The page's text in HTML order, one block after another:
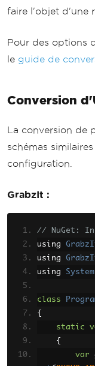
faire l'objet d'une
Pour des options
le guide de
Conversion
La conversion de
schémas
configuration.
GrabzIt :
// NuGet:
using
using
using System
class
{
static
{
var